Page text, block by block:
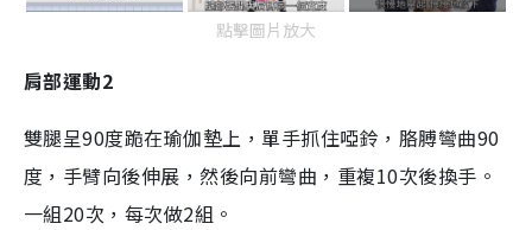
點擊圖片放大
肩部運動2
雙腿呈90度跪在瑜伽墊上，單手抓住啞鈴，胳膊彎曲90
度，手臂向後伸展，然後向前彎曲，重複10次後換手。
一組20次，每次做2組。